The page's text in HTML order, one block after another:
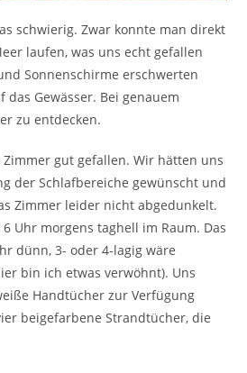
schwierig. Zwar konnte man direkt
laufen, was uns echt gefallen
Sonnenschirme erschwerten
Gewässer. Bei genauem
zu entdecken.
gut gefallen. Wir hätten uns
der Schlafbereiche gewünscht und
Zimmer leider nicht abgedunkelt.
Uhr morgens taghell im Raum. Das
dünn, 3- oder 4-lagig wäre
bin ich etwas verwöhnt). Uns
Handtücher zur Verfügung
beigefarbene Strandtücher, die